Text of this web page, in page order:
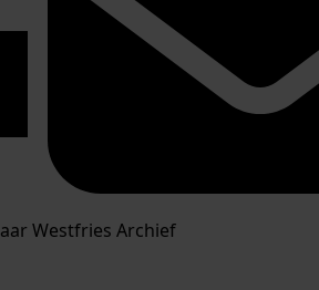
Westfries Archief